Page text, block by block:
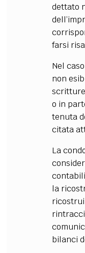
dettato
farsi
Nel
non
scritture
o in
tenuta
citata
La
la
bilanci